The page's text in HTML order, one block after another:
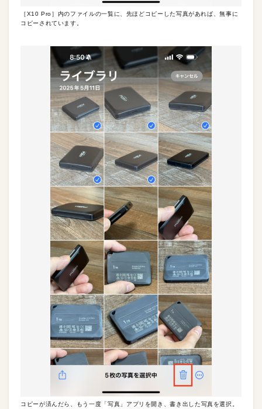
［X10 Pro］内のファイルの一覧に、先ほどコピーした写真があれば、無事に
コピーされています。
コピーが済んだら、もう一度「写真」アプリを開き、書き出した写真を選択。